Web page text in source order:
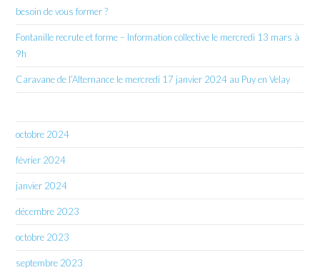
besoin de vous former ?
Fontanille recrute et forme – Information collective le mercredi 13 mars à
9h
Caravane de l’Alternance le mercredi 17 janvier 2024 au Puy en Velay
octobre 2024
février 2024
janvier 2024
décembre 2023
octobre 2023
septembre 2023